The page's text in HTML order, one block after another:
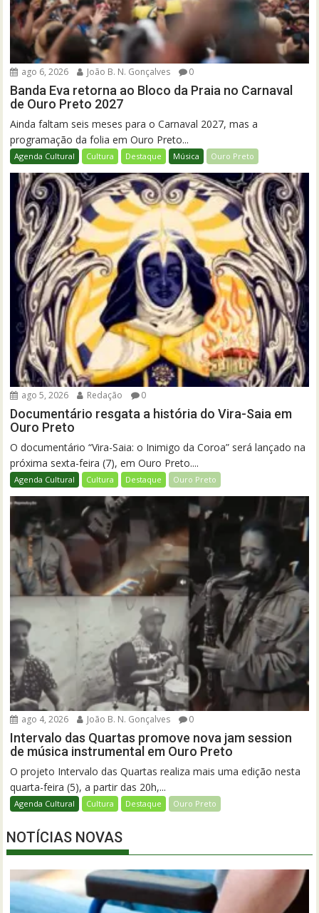
ago 6, 2026 João B. N. Gonçalves 0
Banda Eva retorna ao Bloco da Praia no Carnaval
de Ouro Preto 2027
Ainda faltam seis meses para o Carnaval 2027, mas a
programação da folia em Ouro Preto...
Agenda Cultural Cultura Destaque Música Ouro Preto
ago 5, 2026 Redação 0
Documentário resgata a história do Vira-Saia em
Ouro Preto
O documentário “Vira-Saia: o Inimigo da Coroa” será lançado na
próxima sexta-feira (7), em Ouro Preto....
Agenda Cultural Cultura Destaque Ouro Preto
ago 4, 2026 João B. N. Gonçalves 0
Intervalo das Quartas promove nova jam session
de música instrumental em Ouro Preto
O projeto Intervalo das Quartas realiza mais uma edição nesta
quarta-feira (5), a partir das 20h,...
Agenda Cultural Cultura Destaque Ouro Preto
NOTÍCIAS NOVAS